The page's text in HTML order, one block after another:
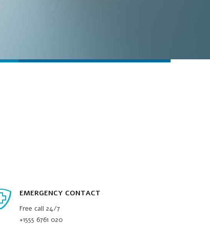
EMERGENCY CONTACT
Free call 24/7
+1555 6761 020